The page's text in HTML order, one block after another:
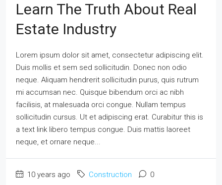
Learn The Truth About Real
Estate Industry
Lorem ipsum dolor sit amet, consectetur adipiscing elit.
Duis mollis et sem sed sollicitudin. Donec non odio
neque. Aliquam hendrerit sollicitudin purus, quis rutrum
mi accumsan nec. Quisque bibendum orci ac nibh
facilisis, at malesuada orci congue. Nullam tempus
sollicitudin cursus. Ut et adipiscing erat. Curabitur this is
a text link libero tempus congue. Duis mattis laoreet
neque, et ornare neque...
10 years ago Construction 0